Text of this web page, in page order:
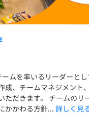
ムを率いるリーダーと
成、チームマネジメント
ただきます。 チームのリ
かかわる方針...詳しく見